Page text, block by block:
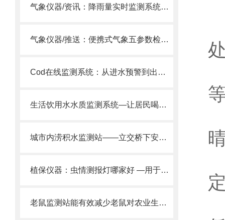
气象仪器/资讯：降雨量实时监测系统—能够实时、准确地监测降雨情况
气象仪器/推送：便携式气象五参数检测仪 —非常实用的手持气象站
Cod在线监测系统：从进水预警到出水达标，为污水厂企业提供全流程COD管控
生活饮用水水质监测系统—让居民喝上干净放心的水2024全+境+派+送
城市内涝积水监测站——立交桥下安装!，LED 屏显水深，避免车辆涉水被困。
植保仪器：虫情测报灯哪家好 —用于防治植物蛾蝶类害虫的工具
老鼠监测站能有效减少老鼠对农业生产造成的损失